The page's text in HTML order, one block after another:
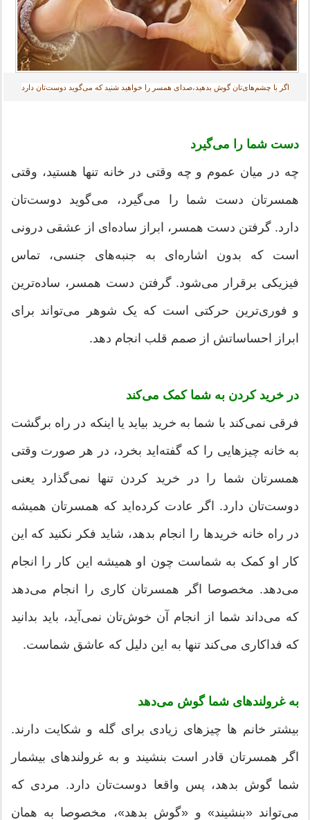
اگر با چشم‌های‌تان گوش بدهید،صدای همسر را خواهید شنید که می‌گوید دوست‌تان دارد‎
دست شما را می‌گیرد
چه در میان عموم و چه وقتی در خانه تنها هستید، وقتی
همسرتان دست شما را می‌گیرد، می‌گوید دوست‌تان
دارد. گرفتن دست همسر، ابراز ساده‌ای از عشقی درونی
است که بدون اشاره‌ای به جنبه‌های جنسی، تماس
فیزیکی برقرار می‌شود. گرفتن دست همسر، ساده‌ترین
و فوری‌ترین حرکتی است که یک شوهر می‌تواند برای
ابراز احساساتش از صمم قلب انجام دهد.
در خرید کردن به شما کمک می‌کند
فرقی نمی‌کند با شما به خرید بیاید یا اینکه در راه برگشت
به خانه چیزهایی را که گفته‌اید بخرد، در هر صورت وقتی
همسرتان شما را در خرید کردن تنها نمی‌گذارد یعنی
دوست‌تان دارد. اگر عادت کرده‌اید که همسرتان همیشه
در راه خانه خریدها را انجام بدهد، شاید فکر نکنید که این
کار او کمک به شماست چون او همیشه این کار را انجام
می‌دهد. مخصوصا اگر همسرتان کاری را انجام می‌دهد
که می‌داند شما از انجام آن خوش‌تان نمی‌آید، باید بدانید
که فداکاری می‌کند تنها به این دلیل که عاشق شماست.
به غرولندهای شما گوش می‌دهد
بیشتر خانم ها چیزهای زیادی برای گله و شکایت دارند.
اگر همسرتان قادر است بنشیند و به غرولندهای بیشمار
شما گوش بدهد، پس واقعا دوست‌تان دارد. مردی که
می‌تواند «بنشیند» و «گوش بدهد»، مخصوصا به همان